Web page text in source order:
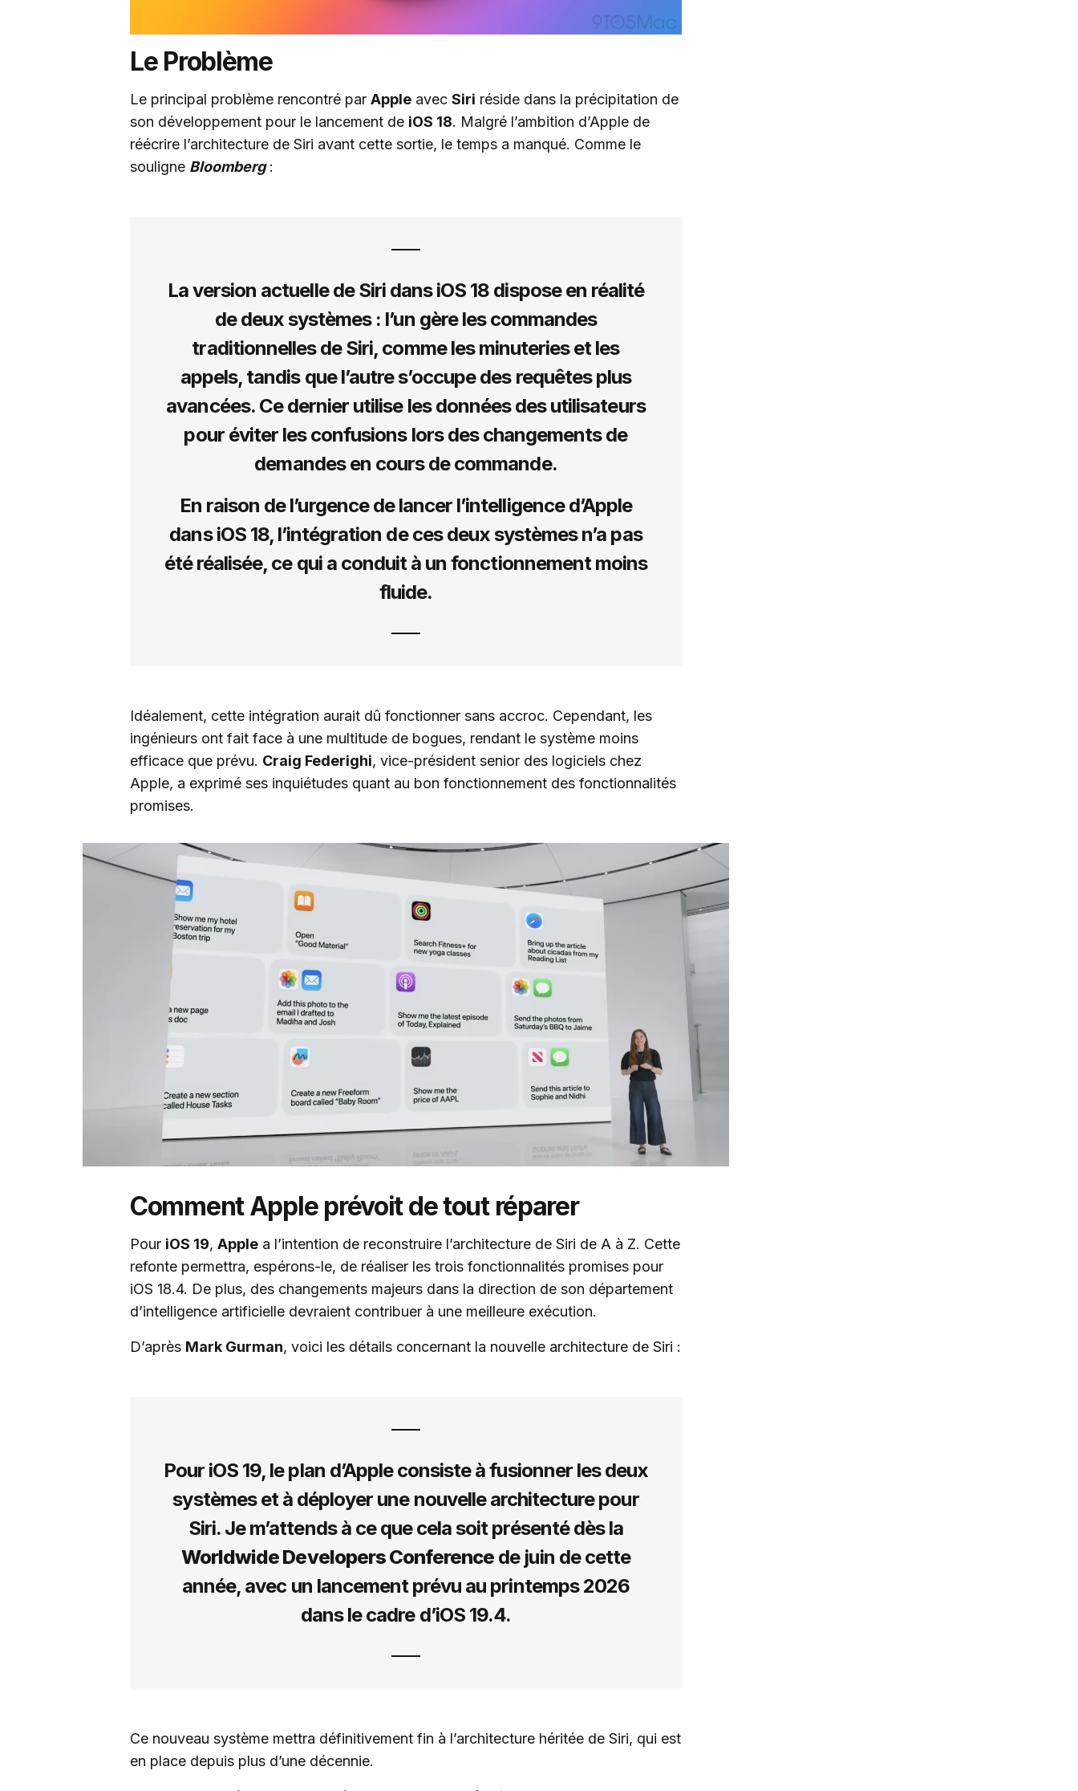
Le Problème
Le principal problème rencontré par Apple avec Siri réside dans la précipitation de
son développement pour le lancement de iOS 18. Malgré l’ambition d’Apple de
réécrire l’architecture de Siri avant cette sortie, le temps a manqué. Comme le
souligne Bloomberg:
La version actuelle de Siri dans iOS 18 dispose en réalité
de deux systèmes : l’un gère les commandes
traditionnelles de Siri, comme les minuteries et les
appels, tandis que l’autre s’occupe des requêtes plus
avancées. Ce dernier utilise les données des utilisateurs
pour éviter les confusions lors des changements de
demandes en cours de commande.
En raison de l’urgence de lancer l’intelligence d’Apple
dans iOS 18, l’intégration de ces deux systèmes n’a pas
été réalisée, ce qui a conduit à un fonctionnement moins
fluide.
Idéalement, cette intégration aurait dû fonctionner sans accroc. Cependant, les
ingénieurs ont fait face à une multitude de bogues, rendant le système moins
efficace que prévu. Craig Federighi, vice-président senior des logiciels chez
Apple, a exprimé ses inquiétudes quant au bon fonctionnement des fonctionnalités
promises.
Comment Apple prévoit de tout réparer
Pour iOS 19, Apple a l’intention de reconstruire l’architecture de Siri de A à Z. Cette
refonte permettra, espérons-le, de réaliser les trois fonctionnalités promises pour
iOS 18.4. De plus, des changements majeurs dans la direction de son département
d’intelligence artificielle devraient contribuer à une meilleure exécution.
D’après Mark Gurman, voici les détails concernant la nouvelle architecture de Siri :
Pour iOS 19, le plan d’Apple consiste à fusionner les deux
systèmes et à déployer une nouvelle architecture pour
Siri. Je m’attends à ce que cela soit présenté dès la
Worldwide Developers Conference de juin de cette
année, avec un lancement prévu au printemps 2026
dans le cadre d’iOS 19.4.
Ce nouveau système mettra définitivement fin à l’architecture héritée de Siri, qui est
en place depuis plus d’une décennie.